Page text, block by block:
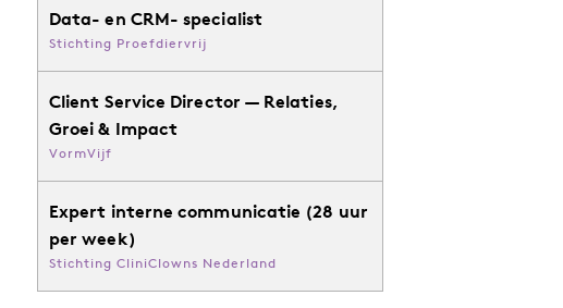
Data- en CRM- specialist
Stichting Proefdiervrij
Client Service Director — Relaties,
Groei & Impact
VormVijf
Expert interne communicatie (28 uur
per week)
Stichting CliniClowns Nederland